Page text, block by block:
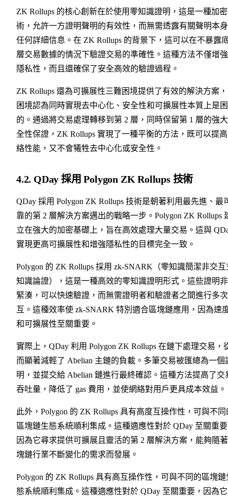
ZK Rollups 的核心創新在於使用零知識證明，這是一種加
術，允許一方證明聲明的有效性，而無需透露有關聲明本
任何詳細信息。在 ZK Rollups 的背景下，這可以在不暴露
層交易數據的情況下驗證交易的準確性。這種方法不僅增
隱私性，而且還確保了安全高效的驗證過程。
ZK Rollups 還為可擴展性三難困境提供了有效的解決方案
困境認為同時實現去中心化、安全性和可擴展性本質上是
的。通過將交易處理轉移到第 2 層，同時保留第 1 層的強
全性保證，ZK Rollups 實現了一種平衡的方法，既可以提
絡性能，又不會犧牲去中心化或安全性。
4.2. QDay 採用 Polygon ZK Rollups 技術
QDay 採用 Polygon ZK Rollups 技術是朝著利用最先進、最
靠的第 2 層解決方案邁出的戰略一步。Polygon ZK Rollups
立在強大的加密基礎上，旨在高效處理大量交易。這與
實現更高可擴展性和增強隱私性的目標完全一致。
Polygon 的 ZK Rollups 採用 zk-SNARK（零知識簡潔非交互
知識論證），這是一種高效的零知識證明形式。這些證明
緊湊，可以快速驗證，而無需證明者和驗證者之間進行多
互。這種效率使 zk-SNARK 特別適合區塊鏈應用，因為速
和可擴展性至關重要。
實際上，QDay 利用 Polygon ZK Rollups 在鏈下處理交易，
而顯著減輕了 Abelian 主鏈的負載。多筆交易被匯總為一個
明，並提交給 Abelian 鏈進行最終確認。這種方法提高了交
吞吐量，降低了 gas 費用，並使網絡對用戶更具成本效益。
此外，Polygon 的 ZK Rollups 具有高度互操作性，可與不同
區塊鏈生態系統順利集成。這種適應性對於 QDay 至關重
因為它尋求提供可擴展且靈活的第 2 層解決方案，能夠隨
塊鏈行業不斷變化的需求而發展。
Polygon 的 ZK Rollups 具有高互操作性，可與不同的區塊鏈
態系統順利集成。這種適應性對於 QDay 至關重要，因為